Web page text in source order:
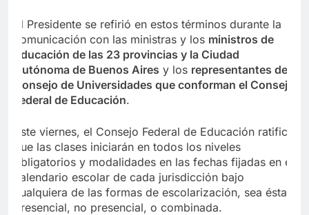
El Presidente se refirió en estos términos durante la
comunicación con las ministras y los ministros de
Educación de las 23 provincias y la Ciudad
Autónoma de Buenos Aires y los representantes del
Consejo de Universidades que conforman el Consejo
Federal de Educación.
Este viernes, el Consejo Federal de Educación ratificó
que las clases iniciarán en todos los niveles
obligatorios y modalidades en las fechas fijadas en el
calendario escolar de cada jurisdicción bajo
cualquiera de las formas de escolarización, sea ésta
presencial, no presencial, o combinada.